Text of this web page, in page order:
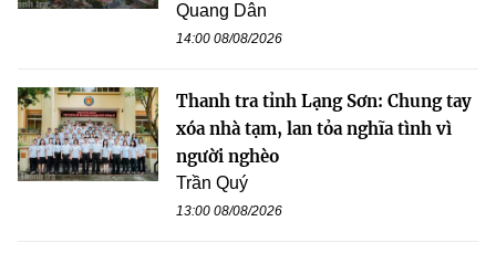
Quang Dân
14:00 08/08/2026
Thanh tra tỉnh Lạng Sơn: Chung tay
xóa nhà tạm, lan tỏa nghĩa tình vì
người nghèo
Trần Quý
13:00 08/08/2026